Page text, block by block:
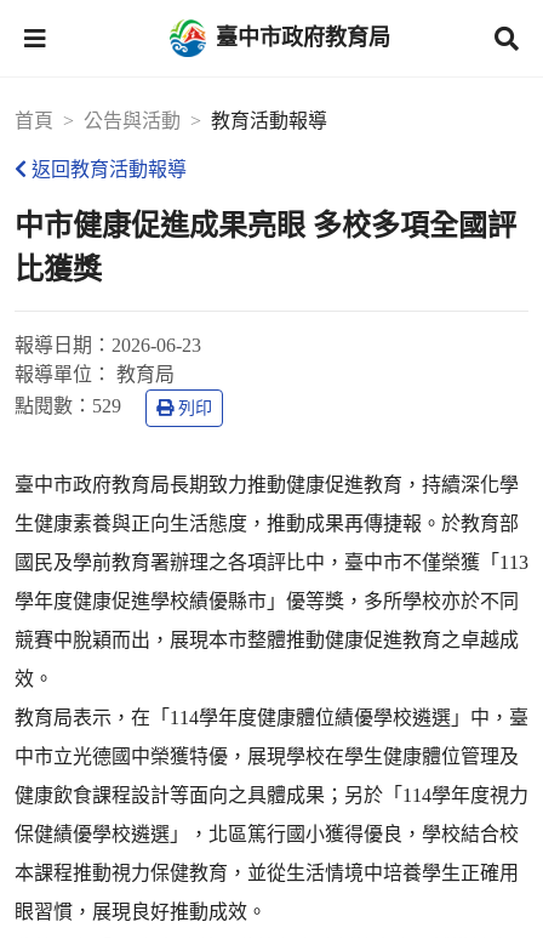
臺中市政府教育局
首頁 公告與活動 教育活動報導
返回教育活動報導
中市健康促進成果亮眼 多校多項全國評
比獲獎
報導日期： 2026-06-23
報導單位：
教育局
點閱數： 529 列印
臺中市政府教育局長期致力推動健康促進教育，持續深化學
生健康素養與正向生活態度，推動成果再傳捷報。於教育部
國民及學前教育署辦理之各項評比中，臺中市不僅榮獲「113
學年度健康促進學校績優縣市」優等獎，多所學校亦於不同
競賽中脫穎而出，展現本市整體推動健康促進教育之卓越成
效。
教育局表示，在「114學年度健康體位績優學校遴選」中，臺
中市立光德國中榮獲特優，展現學校在學生健康體位管理及
健康飲食課程設計等面向之具體成果；另於「114學年度視力
保健績優學校遴選」，北區篤行國小獲得優良，學校結合校
本課程推動視力保健教育，並從生活情境中培養學生正確用
眼習慣，展現良好推動成效。